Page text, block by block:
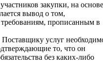
закупки, на основе
вывод о том,
требованиям, прописанным в
Поставщику услуг
то, что он
без каких-либо